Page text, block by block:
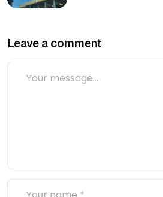
Leave a comment